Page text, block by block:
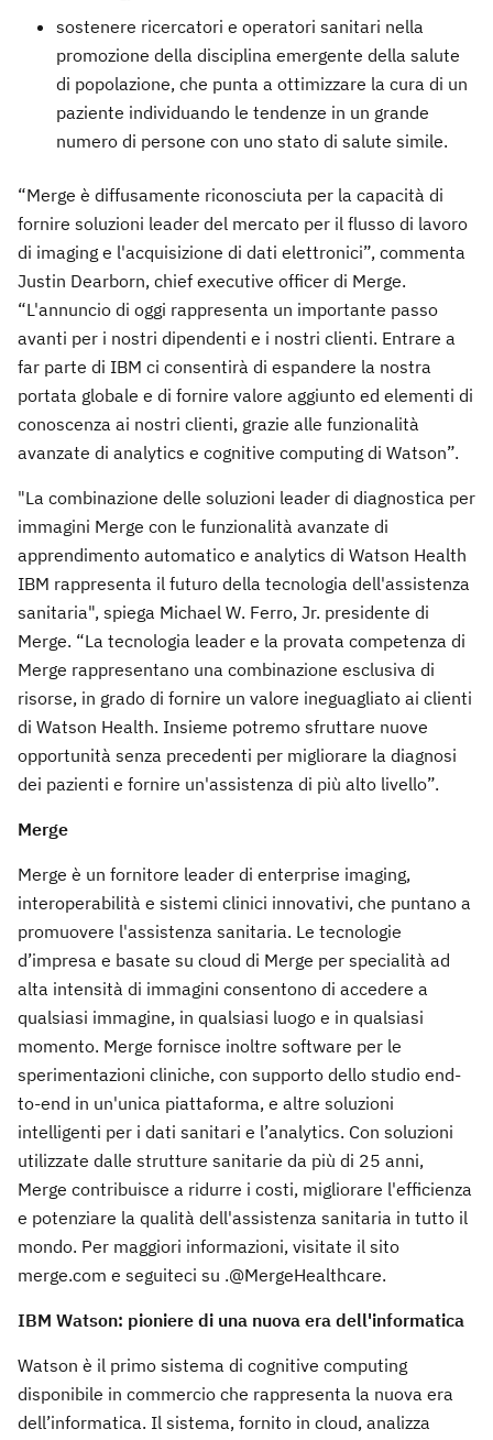
sostenere ricercatori e operatori sanitari nella
promozione della disciplina emergente della salute
di popolazione, che punta a ottimizzare la cura di un
paziente individuando le tendenze in un grande
numero di persone con uno stato di salute simile.
“Merge è diffusamente riconosciuta per la capacità di
fornire soluzioni leader del mercato per il flusso di lavoro
di imaging e l'acquisizione di dati elettronici”, commenta
Justin Dearborn, chief executive officer di Merge.
“L'annuncio di oggi rappresenta un importante passo
avanti per i nostri dipendenti e i nostri clienti. Entrare a
far parte di IBM ci consentirà di espandere la nostra
portata globale e di fornire valore aggiunto ed elementi di
conoscenza ai nostri clienti, grazie alle funzionalità
avanzate di analytics e cognitive computing di Watson”.
"La combinazione delle soluzioni leader di diagnostica per
immagini Merge con le funzionalità avanzate di
apprendimento automatico e analytics di Watson Health
IBM rappresenta il futuro della tecnologia dell'assistenza
sanitaria", spiega Michael W. Ferro, Jr. presidente di
Merge. “La tecnologia leader e la provata competenza di
Merge rappresentano una combinazione esclusiva di
risorse, in grado di fornire un valore ineguagliato ai clienti
di Watson Health. Insieme potremo sfruttare nuove
opportunità senza precedenti per migliorare la diagnosi
dei pazienti e fornire un'assistenza di più alto livello”.
Merge
Merge è un fornitore leader di enterprise imaging,
interoperabilità e sistemi clinici innovativi, che puntano a
promuovere l'assistenza sanitaria. Le tecnologie
d’impresa e basate su cloud di Merge per specialità ad
alta intensità di immagini consentono di accedere a
qualsiasi immagine, in qualsiasi luogo e in qualsiasi
momento. Merge fornisce inoltre software per le
sperimentazioni cliniche, con supporto dello studio end-
to-end in un'unica piattaforma, e altre soluzioni
intelligenti per i dati sanitari e l’analytics. Con soluzioni
utilizzate dalle strutture sanitarie da più di 25 anni,
Merge contribuisce a ridurre i costi, migliorare l'efficienza
e potenziare la qualità dell'assistenza sanitaria in tutto il
mondo. Per maggiori informazioni, visitate il sito
merge.com e seguiteci su .@MergeHealthcare.
IBM Watson: pioniere di una nuova era dell'informatica
Watson è il primo sistema di cognitive computing
disponibile in commercio che rappresenta la nuova era
dell’informatica. Il sistema, fornito in cloud, analizza